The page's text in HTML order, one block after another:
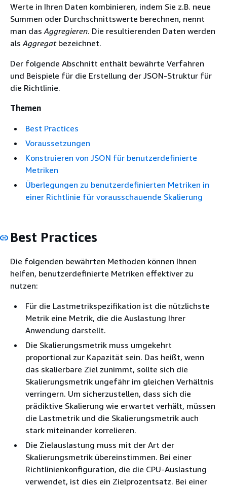
Werte in Ihren Daten kombinieren, indem Sie z.B. neue
Summen oder Durchschnittswerte berechnen, nennt
man dasAggregieren. Die resultierenden Daten werden
alsAggregatbezeichnet.
Der folgende Abschnitt enthält bewährte Verfahren
und Beispiele für die Erstellung der JSON-Struktur für
die Richtlinie.
Themen
Best Practices
Voraussetzungen
Konstruieren von JSON für benutzerdefinierte
Metriken
Überlegungen zu benutzerdefinierten Metriken in
einer Richtlinie für vorausschauende Skalierung
Best Practices
Die folgenden bewährten Methoden können Ihnen
helfen, benutzerdefinierte Metriken effektiver zu
nutzen:
Für die Lastmetrikspezifikation ist die nützlichste
Metrik eine Metrik, die die Auslastung Ihrer
Anwendung darstellt.
Die Skalierungsmetrik muss umgekehrt
proportional zur Kapazität sein. Das heißt, wenn
das skalierbare Ziel zunimmt, sollte sich die
Skalierungsmetrik ungefähr im gleichen Verhältnis
verringern. Um sicherzustellen, dass sich die
prädiktive Skalierung wie erwartet verhält, müssen
die Lastmetrik und die Skalierungsmetrik auch
stark miteinander korrelieren.
Die Zielauslastung muss mit der Art der
Skalierungsmetrik übereinstimmen. Bei einer
Richtlinienkonfiguration, die die CPU-Auslastung
verwendet, ist dies ein Zielprozentsatz. Bei einer